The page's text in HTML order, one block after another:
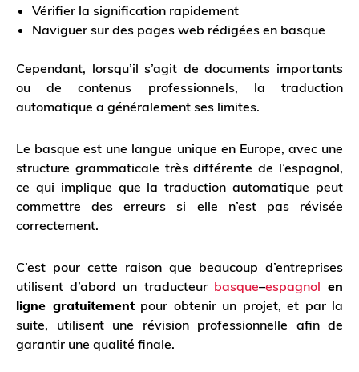
Vérifier la signification rapidement
Naviguer sur des pages web rédigées en basque
Cependant, lorsqu’il s’agit de documents importants
ou de contenus professionnels, la traduction
automatique a généralement ses limites.
Le basque est une langue unique en Europe, avec une
structure grammaticale très différente de l’espagnol,
ce qui implique que la traduction automatique peut
commettre des erreurs si elle n’est pas révisée
correctement.
C’est pour cette raison que beaucoup d’entreprises
utilisent d’abord un traducteur basque–espagnol en
ligne gratuitementpour obtenir un projet, et par la
suite, utilisent une révision professionnelle afin de
garantir une qualité finale.